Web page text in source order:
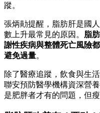
蹤。
張炳勛提醒，脂肪肝是國
數上升最常見的原因。 脂
謝性疾病與整體死亡風險
避免過量。
除了醫療追蹤，飲食與生
聯安預防醫學機構資深營
是肥胖者才有的問題，但